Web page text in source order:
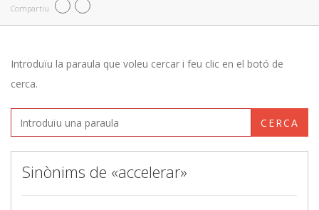
Compartiu
Introduïu la paraula que voleu cercar i feu clic en el botó de
cerca.
CERCA
Sinònims de «accelerar»